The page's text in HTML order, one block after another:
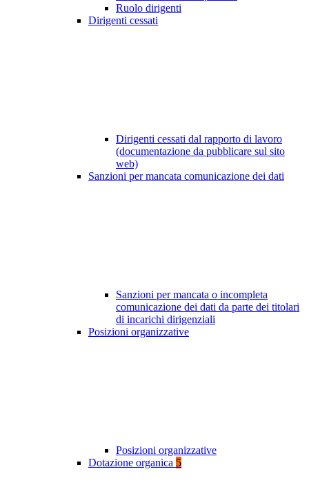
Ruolo dirigenti
Dirigenti cessati
Dirigenti cessati dal rapporto di lavoro
(documentazione da pubblicare sul sito
web)
Sanzioni per mancata comunicazione dei dati
Sanzioni per mancata o incompleta
comunicazione dei dati da parte dei titolari
di incarichi dirigenziali
Posizioni organizzative
Posizioni organizzative
Dotazione organica 5